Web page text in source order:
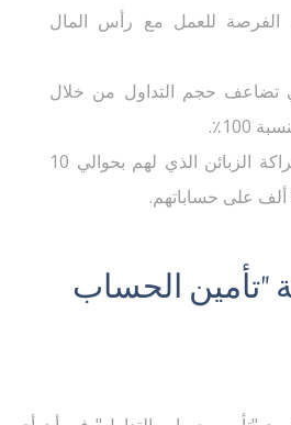
الفرصة للعمل مع رأس المال
تضاعف حجم التداول من خلال
100٪.
• يشمل برنامج الشراكة الزبائن الذي لهم بحوالي 10
"تأمين الحساب